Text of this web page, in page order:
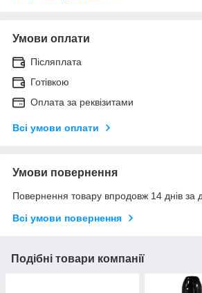
Умови оплати
Післяплата
Готівкою
Оплата за реквізитами
Всі умови оплати
Умови повернення
Повернення товару впродовж 14 днів за
Всі умови повернення
Подібні товари компанії